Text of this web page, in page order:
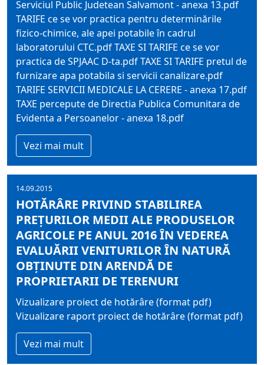
Serviciul Public Judetean Salvamont - anexa 13.pdf
TARIFE ce se vor practica pentru determinările
fizico-chimice, ale apei potabile în cadrul
laboratorului CTC.pdf TAXE SI TARIFE ce se vor
practica de SPJAAC D-ta.pdf TAXE SI TARIFE pretul de
furnizare apa potabila si servicii canalizare.pdf
TARIFE SERVICII MEDICALE LA CERERE - anexa 17.pdf
TAXE percepute de Directia Publica Comunitara de
Evidenta a Persoanelor - anexa 18.pdf
Vezi mai mult
14.09.2015
HOTĂRÂRE PRIVIND STABILIREA
PREŢURILOR MEDII ALE PRODUSELOR
AGRICOLE PE ANUL 2016 ÎN VEDEREA
EVALUĂRII VENITURILOR ÎN NATURĂ
OBŢINUTE DIN ARENDĂ DE
PROPRIETARII DE TERENURI
Vizualizare proiect de hotărâre (format pdf)
Vizualizare raport proiect de hotărâre (format pdf)
Vezi mai mult